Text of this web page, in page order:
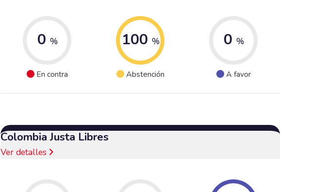
0 %
En contra
100 %
Abstención
0 %
A favor
Colombia Justa Libres
Ver detalles